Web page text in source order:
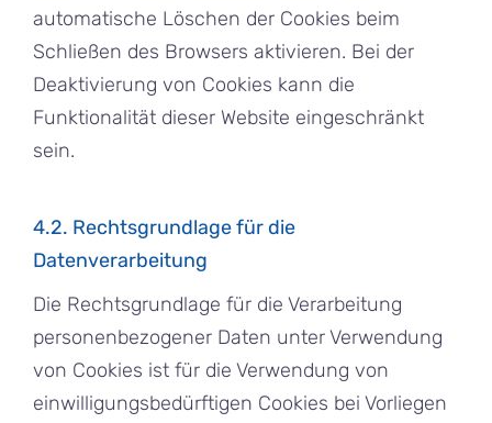
automatische Löschen der Cookies beim
Schließen des Browsers aktivieren. Bei der
Deaktivierung von Cookies kann die
Funktionalität dieser Website eingeschränkt
sein.
4.2. Rechtsgrundlage für die
Datenverarbeitung
Die Rechtsgrundlage für die Verarbeitung
personenbezogener Daten unter Verwendung
von Cookies ist für die Verwendung von
einwilligungsbedürftigen Cookies bei Vorliegen